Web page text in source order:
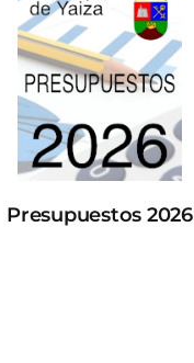
Presupuestos 2026